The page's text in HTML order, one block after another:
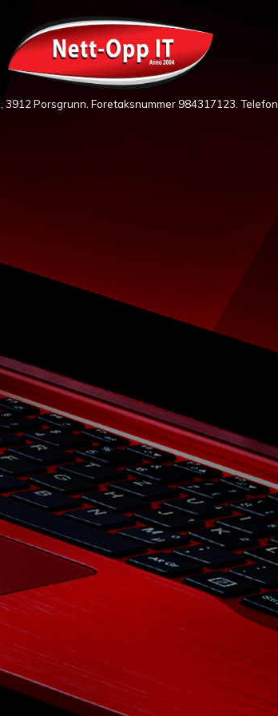
3912 Porsgrunn. Foretaksnummer 984317123. Telefon